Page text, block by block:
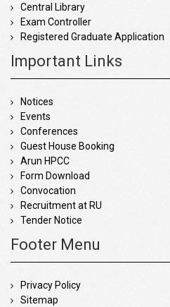
Central Library
Exam Controller
Registered Graduate Application
Important Links
Notices
Events
Conferences
Guest House Booking
Arun HPCC
Form Download
Convocation
Recruitment at RU
Tender Notice
Footer Menu
Privacy Policy
Sitemap